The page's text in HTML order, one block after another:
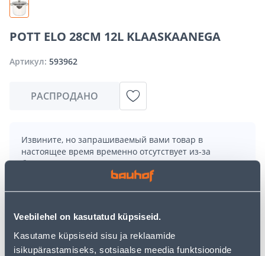
Veebilehel on kasutatud küpsiseid.
Kasutame küpsiseid sisu ja reklaamide
isikupärastamiseks, sotsiaalse meedia funktsioonide
POTT ELO 28CM 12L KLAASKAANEGA
Артикул: 593962
РАСПРОДАНО
Извините, но запрашиваемый вами товар в
настоящее время временно отсутствует из-за
большого спроса. Однако мы предлагаем отличные
альтернативы из той жекатегории товаров
главную страницуили используя нашу мощную
функцию поиска, чтобы найти еще более приятные
варианты. Удачных покупок!